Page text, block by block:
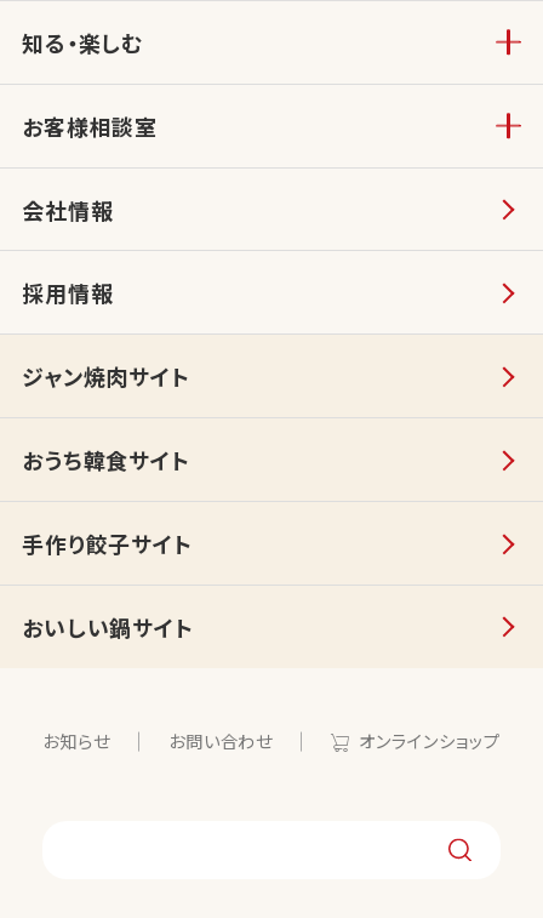
知る・楽しむ
お客様相談室
会社情報
採用情報
ジャン焼肉サイト
おうち韓食サイト
手作り餃子サイト
おいしい鍋サイト
お知らせ お問い合わせ オンラインショップ